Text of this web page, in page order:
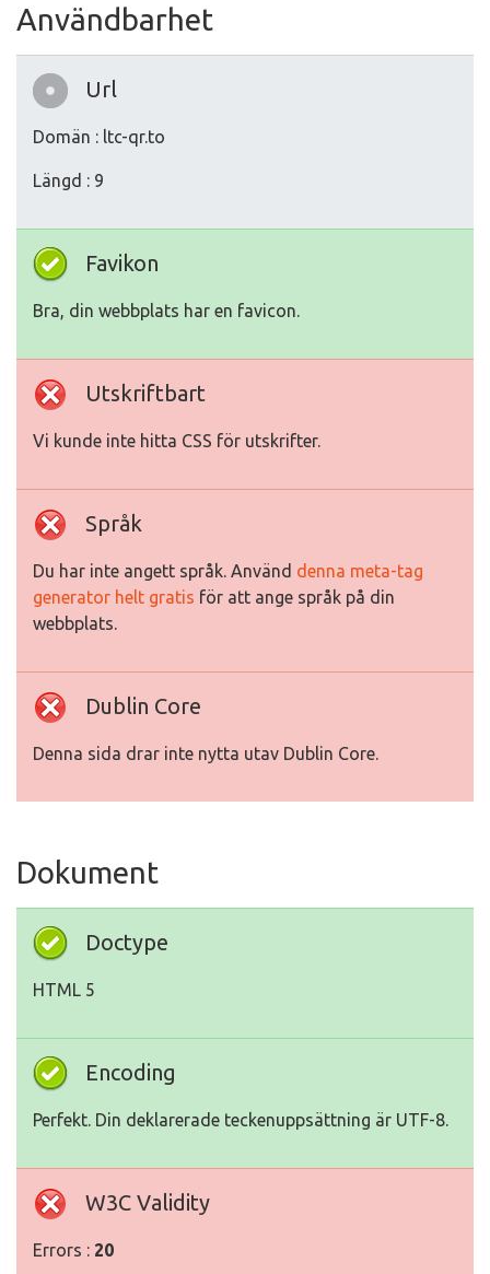
Användbarhet
Url
Domän : ltc-qr.to
Längd : 9
Favikon
Bra, din webbplats har en favicon.
Utskriftbart
Vi kunde inte hitta CSS för utskrifter.
Språk
Du har inte angett språk. Använd denna meta-tag
generator helt gratis för att ange språk på din
webbplats.
Dublin Core
Denna sida drar inte nytta utav Dublin Core.
Dokument
Doctype
HTML 5
Encoding
Perfekt. Din deklarerade teckenuppsättning är UTF-8.
W3C Validity
Errors : 20